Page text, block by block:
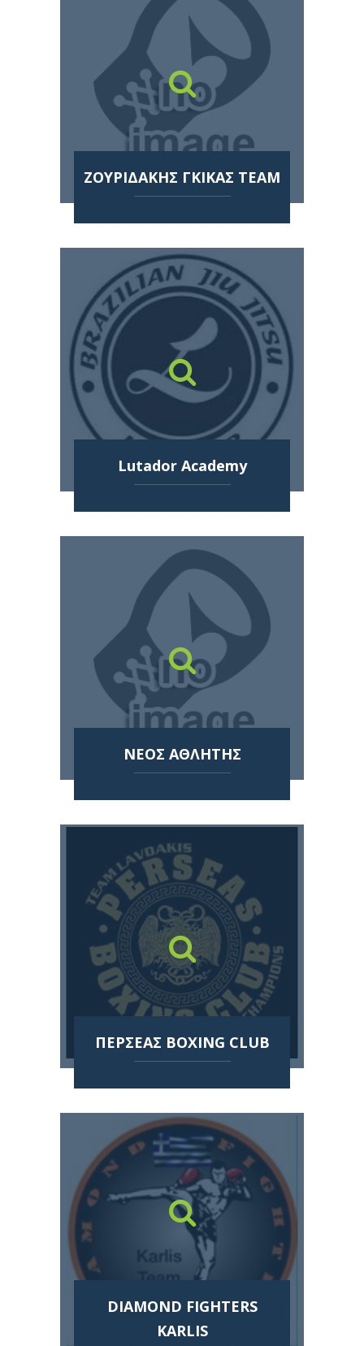
ΖΟΥΡΙΔΑΚΗΣ ΓΚΙΚΑΣ TEAM
Lutador Academy
ΝΕΟΣ ΑΘΛΗΤΗΣ
ΠΕΡΣΕΑΣ BOXING CLUB
DIAMOND FIGHTERS
KARLIS